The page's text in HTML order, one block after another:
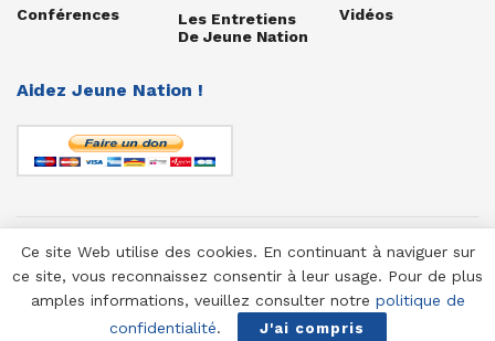
Conférences
Les Entretiens
De Jeune Nation
Vidéos
Aidez Jeune Nation !
© 1958-2025 Jeune Nation
Ce site Web utilise des cookies. En continuant à naviguer sur
ce site, vous reconnaissez consentir à leur usage. Pour de plus
amples informations, veuillez consulter notre politique de
confidentialité. J'ai compris